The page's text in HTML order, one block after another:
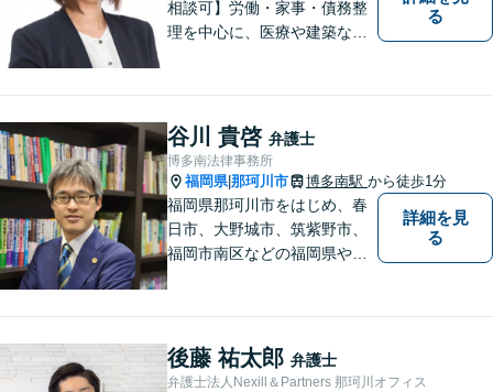
相談可】労働・家事・債務整
理を中心に、医療や建築など
も、早めにお越しいただい
て、一緒に解決を目指しまし
ょう。
る
谷川 貴啓 弁護士
博多南法律事務所
福岡県|那珂川市 博多南駅 から徒歩1分
福岡県那珂川市をはじめ、春
日市、大野城市、筑紫野市、
福岡市南区などの福岡県や九
す！【弁護士歴15年】【博多
南駅から徒歩30秒】【予約で
詳細を見
る
後藤 祐太郎 弁護士
弁護士法人Nexill＆Partners 那珂川オフィス